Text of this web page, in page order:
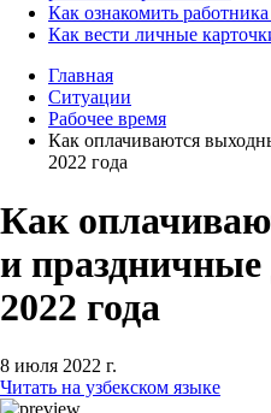
Как ознакомить
Как вести личные
Главная
Ситуации
Рабочее время
Как оплачиваются
2022 года
Как
и
2022 года
8 июля 2022 г.
Читать на узбекском языке